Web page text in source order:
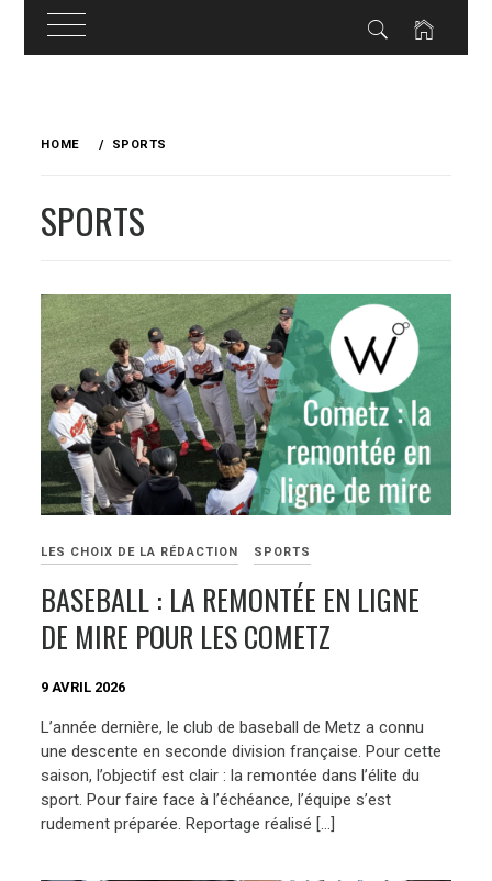
HOME SPORTS
SPORTS
LES CHOIX DE LA RÉDACTION SPORTS
BASEBALL : LA REMONTÉE EN LIGNE
DE MIRE POUR LES COMETZ
9 AVRIL 2026
L’année dernière, le club de baseball de Metz a connu
une descente en seconde division française. Pour cette
saison, l’objectif est clair : la remontée dans l’élite du
sport. Pour faire face à l’échéance, l’équipe s’est
rudement préparée. Reportage réalisé […]